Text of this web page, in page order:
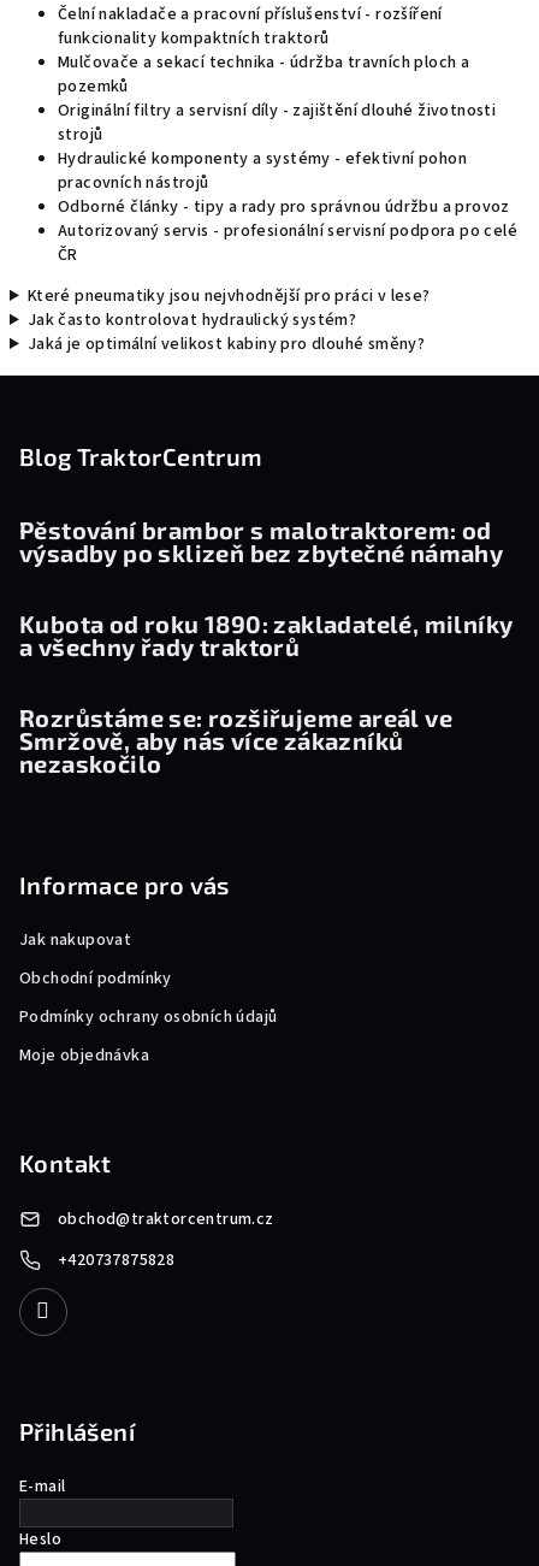
Čelní nakladače a pracovní příslušenství - rozšíření
funkcionality kompaktních traktorů
Mulčovače a sekací technika - údržba travních ploch a
pozemků
Originální filtry a servisní díly - zajištění dlouhé životnosti
strojů
Hydraulické komponenty a systémy - efektivní pohon
pracovních nástrojů
Odborné články - tipy a rady pro správnou údržbu a provoz
Autorizovaný servis - profesionální servisní podpora po celé
ČR
Které pneumatiky jsou nejvhodnější pro práci v lese?
Jak často kontrolovat hydraulický systém?
Jaká je optimální velikost kabiny pro dlouhé směny?
Blog TraktorCentrum
Pěstování brambor s malotraktorem: od
výsadby po sklizeň bez zbytečné námahy
Kubota od roku 1890: zakladatelé, milníky
a všechny řady traktorů
Rozrůstáme se: rozšiřujeme areál ve
Smržově, aby nás více zákazníků
nezaskočilo
Informace pro vás
Jak nakupovat
Obchodní podmínky
Podmínky ochrany osobních údajů
Moje objednávka
Kontakt
obchod@traktorcentrum.cz
+420737875828
Přihlášení
E-mail
Heslo